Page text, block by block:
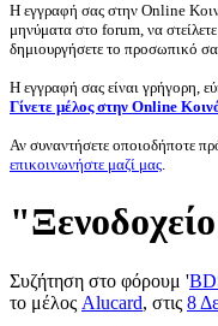
Η εγγραφή σας στην Online
μηνύματα στο forum, να
δημιουργήσετε το προσωπικό
Η εγγραφή σας είναι γρήγορη,
Γίνετε μέλος στην Online
Αν συναντήσετε οποιοδήποτε
επικοινωνήστε μαζί μας.
Συζήτηση στο φόρουμ '
το μέλος Alucard, στις 8